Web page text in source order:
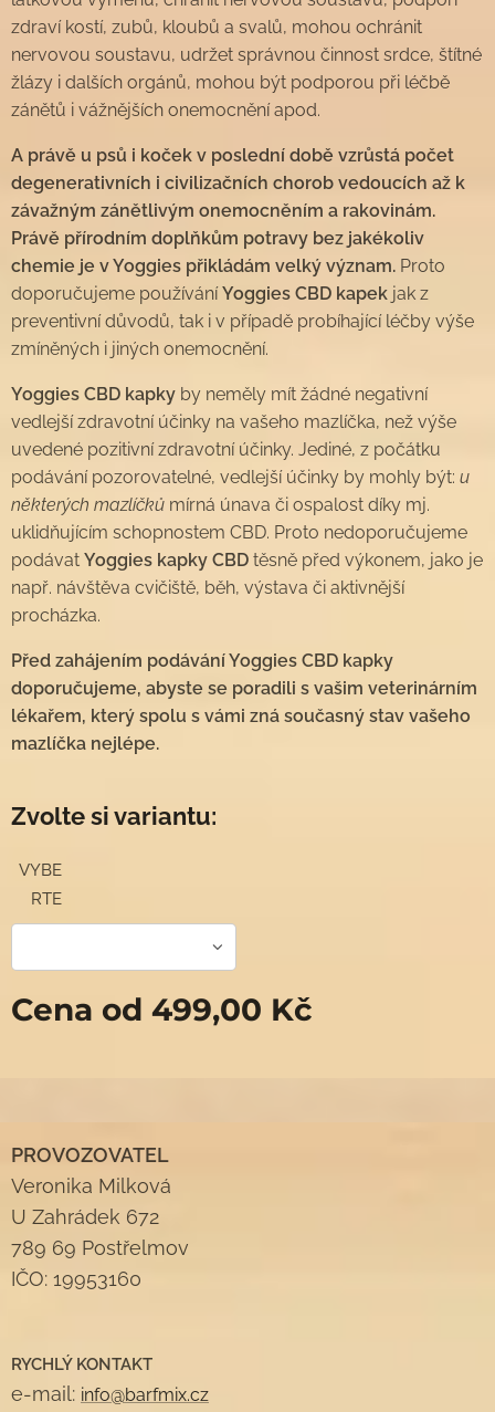
zdraví kostí, zubů, kloubů a svalů, mohou ochránit
nervovou soustavu, udržet správnou činnost srdce, štítné
žlázy i dalších orgánů, mohou být podporou při léčbě
zánětů i vážnějších onemocnění apod.
A právě u psů i koček v poslední době vzrůstá počet
degenerativních i civilizačních chorob vedoucích až k
závažným zánětlivým onemocněním a rakovinám.
Právě přírodním doplňkům potravy bez jakékoliv
chemie je v Yoggies přikládám velký význam. Proto
doporučujeme používáníYoggies CBD kapek jak z
preventivní důvodů, tak i v případě probíhající léčby výše
zmíněných i jiných onemocnění.
Yoggies CBD kapky by neměly mít žádné negativní
vedlejší zdravotní účinky na vašeho mazlíčka, než výše
uvedené pozitivní zdravotní účinky. Jediné, z počátku
podávání pozorovatelné, vedlejší účinky by mohly být: u
některých mazlíčků mírná únava či ospalost díky mj.
uklidňujícím schopnostem CBD. Proto nedoporučujeme
podávat Yoggies kapky CBD těsně před výkonem, jako je
např. návštěva cvičiště, běh, výstava či aktivnější
procházka.
Před zahájením podávání Yoggies CBD kapky
doporučujeme, abyste se poradili s vašim veterinárním
lékařem, který spolu s vámi zná současný stav vašeho
mazlíčka nejlépe.
Zvolte si variantu:
VYBE
RTE
Cena od 499,00 Kč
PROVOZOVATEL
Veronika Milková
U Zahrádek 672
789 69 Postřelmov
IČO: 19953160
RYCHLÝ KONTAKT
e-mail: info@barfmix.cz